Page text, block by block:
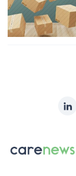
sur:
Carenews,
Le